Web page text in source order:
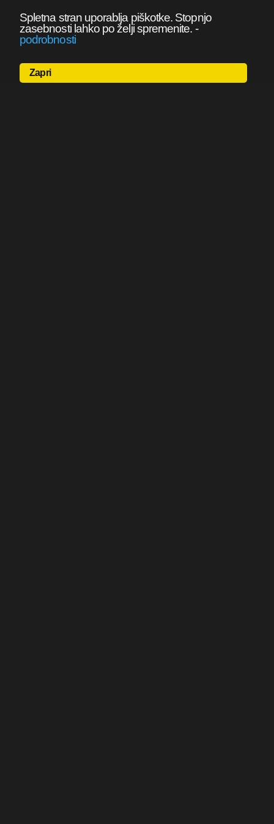
Spletna stran uporablja piškotke. Stopnjo
zasebnosti lahko po želji spremenite. -
podrobnosti
Zapri